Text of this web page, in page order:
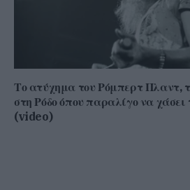
Το ατύχημα του Ρόμπερτ
στη Ρόδο όπου παραλίγο να χάσει
(video)